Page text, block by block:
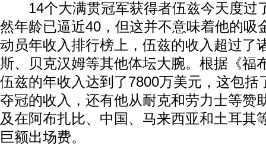
14个大满贯冠军获得者伍兹今天度过
然年龄已逼近40，但这并不意味着他的吸
动员年收入排行榜上，伍兹的收入超过了
斯、贝克汉姆等其他体坛大腕。根据《福
伍兹的年收入达到了7800万美元，这包括
夺冠的收入，还有他从耐克和劳力士等赞
及在阿布扎比、中国、马来西亚和土耳其
巨额出场费。